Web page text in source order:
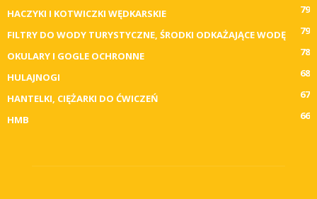
HACZYKI I KOTWICZKI WĘDKARSKIE
79
FILTRY DO WODY TURYSTYCZNE, ŚRODKI ODKAŻAJĄCE WODĘ
79
OKULARY I GOGLE OCHRONNE
78
HULAJNOGI
68
HANTELKI, CIĘŻARKI DO ĆWICZEŃ
67
HMB
66